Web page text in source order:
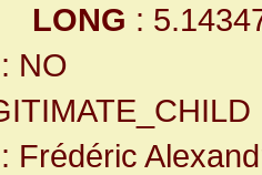
LONG :
: NO
: Frédéric